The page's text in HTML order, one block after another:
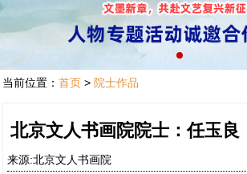
当前位置： 首页> 院士作品
北京文人书画院院士：任玉良
来源:北京文人书画院